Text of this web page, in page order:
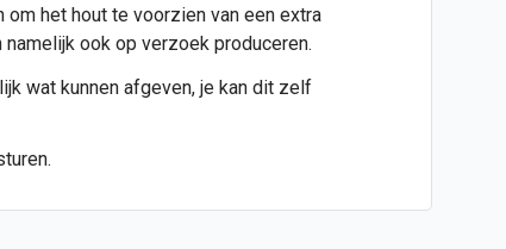
het hout te voorzien van een extra
ook op verzoek produceren.
wat kunnen afgeven, je kan dit zelf